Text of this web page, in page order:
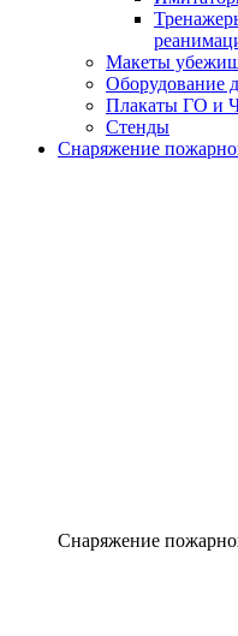
Макеты
Оборудование
Плакаты ГО и
Стенды
Снаряжение
Снаряжение